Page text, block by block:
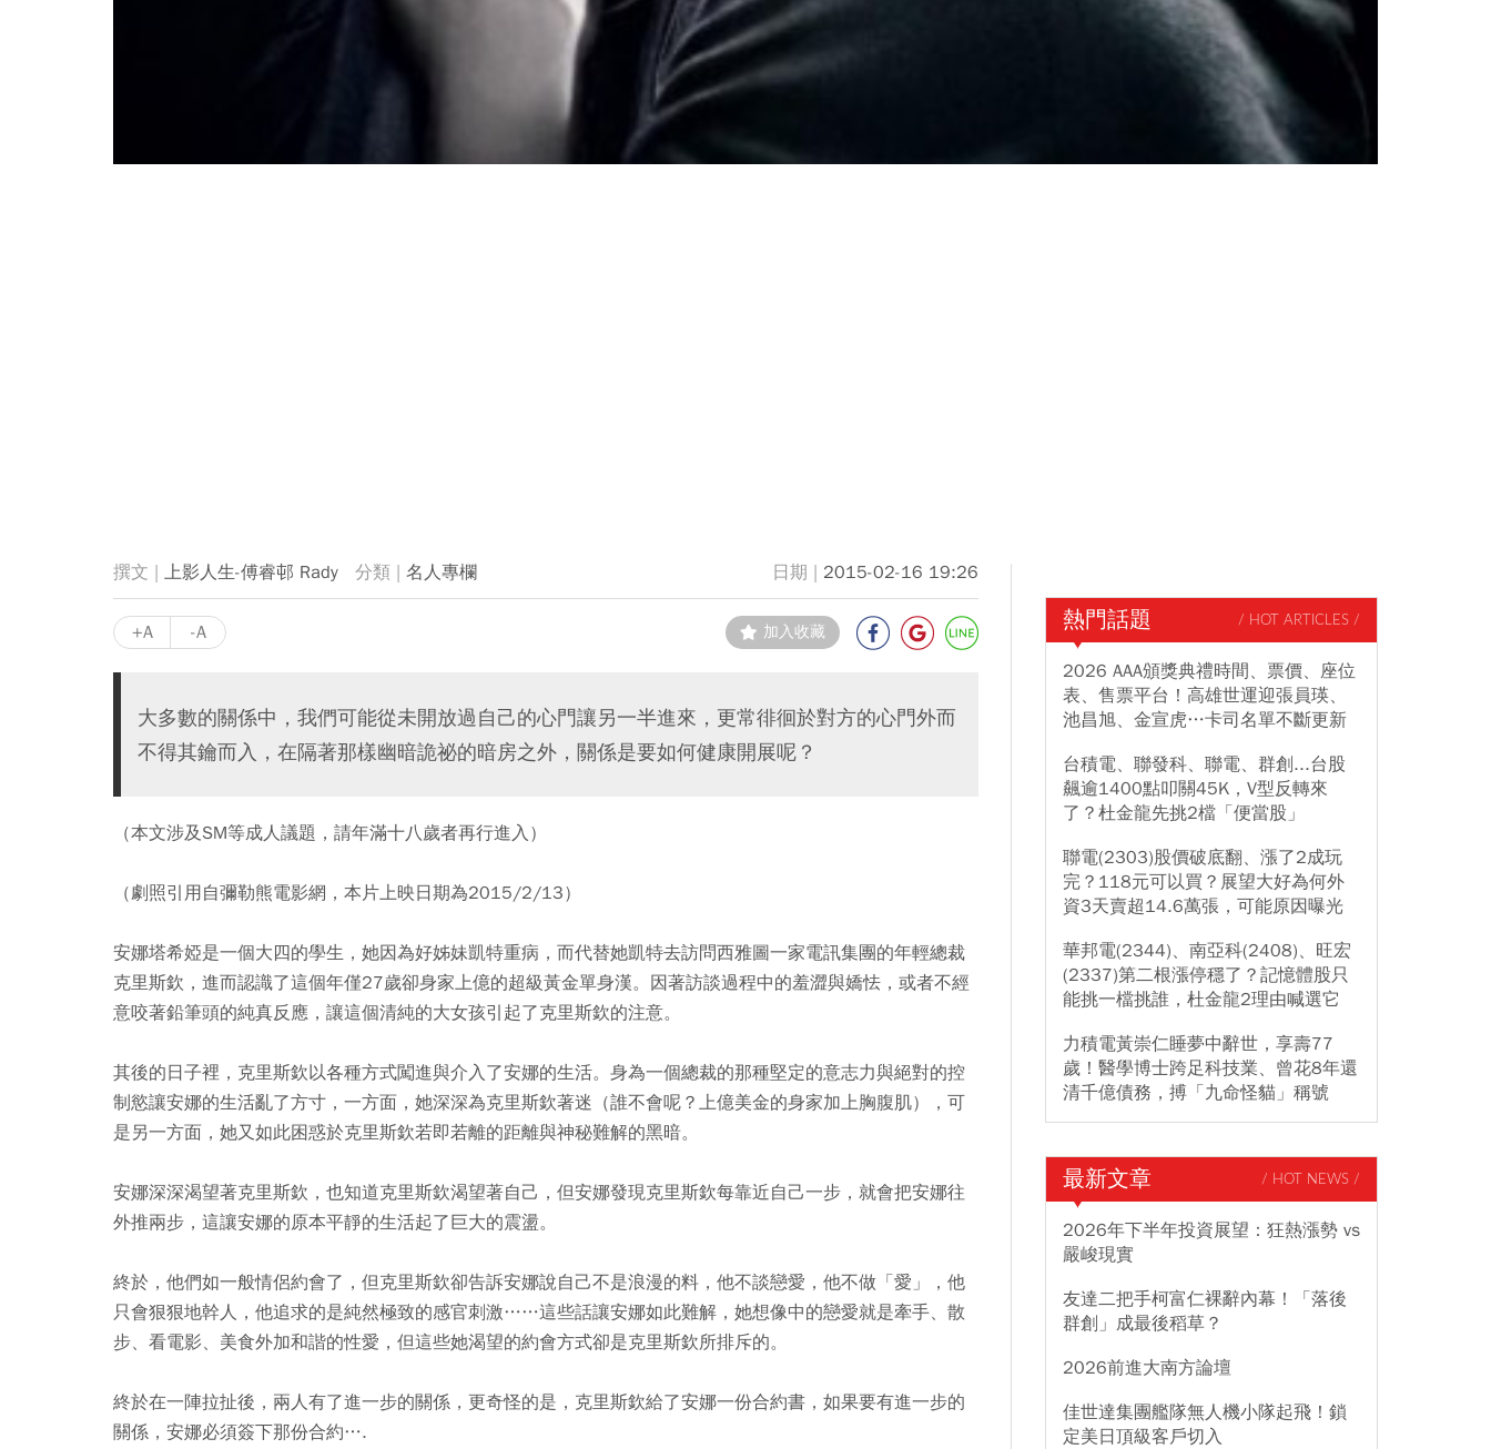
上影人生-傅睿邨 Rady 名人專欄 2015-02-16 19:26
+A -A 加入收藏
大多數的關係中，我們可能從未開放過自己的心門讓另一半進來，更常徘徊於對方的心門外而
不得其鑰而入，在隔著那樣幽暗詭祕的暗房之外，關係是要如何健康開展呢？
（本文涉及SM等成人議題，請年滿十八歲者再行進入）
（劇照引用自彌勒熊電影網，本片上映日期為2015/2/13）
安娜塔希婭是一個大四的學生，她因為好姊妹凱特重病，而代替她凱特去訪問西雅圖一家電訊集團的年輕總裁
克里斯欽，進而認識了這個年僅27歲卻身家上億的超級黃金單身漢。因著訪談過程中的羞澀與嬌怯，或者不經
意咬著鉛筆頭的純真反應，讓這個清純的大女孩引起了克里斯欽的注意。
其後的日子裡，克里斯欽以各種方式闖進與介入了安娜的生活。身為一個總裁的那種堅定的意志力與絕對的控
制慾讓安娜的生活亂了方寸，一方面，她深深為克里斯欽著迷（誰不會呢？上億美金的身家加上胸腹肌），可
是另一方面，她又如此困惑於克里斯欽若即若離的距離與神秘難解的黑暗。
安娜深深渴望著克里斯欽，也知道克里斯欽渴望著自己，但安娜發現克里斯欽每靠近自己一步，就會把安娜往
外推兩步，這讓安娜的原本平靜的生活起了巨大的震盪。
終於，他們如一般情侶約會了，但克里斯欽卻告訴安娜說自己不是浪漫的料，他不談戀愛，他不做「愛」，他
只會狠狠地幹人，他追求的是純然極致的感官刺激……這些話讓安娜如此難解，她想像中的戀愛就是牽手、散
步、看電影、美食外加和諧的性愛，但這些她渴望的約會方式卻是克里斯欽所排斥的。
終於在一陣拉扯後，兩人有了進一步的關係，更奇怪的是，克里斯欽給了安娜一份合約書，如果要有進一步的
關係，安娜必須簽下那份合約….
熱門話題 / HOT ARTICLES /
2026 AAA頒獎典禮時間、票價、座位
表、售票平台！高雄世運迎張員瑛、
池昌旭、金宣虎…卡司名單不斷更新
台積電、聯發科、聯電、群創...台股
飆逾1400點叩關45K，V型反轉來
了？杜金龍先挑2檔「便當股」
聯電(2303)股價破底翻、漲了2成玩
完？118元可以買？展望大好為何外
資3天賣超14.6萬張，可能原因曝光
華邦電(2344)、南亞科(2408)、旺宏
(2337)第二根漲停穩了？記憶體股只
能挑一檔挑誰，杜金龍2理由喊選它
力積電黃崇仁睡夢中辭世，享壽77
歲！醫學博士跨足科技業、曾花8年還
清千億債務，搏「九命怪貓」稱號
最新文章 / HOT NEWS /
2026年下半年投資展望：狂熱漲勢 vs
嚴峻現實
友達二把手柯富仁裸辭內幕！「落後
群創」成最後稻草？
2026前進大南方論壇
佳世達集團艦隊無人機小隊起飛！鎖
定美日頂級客戶切入